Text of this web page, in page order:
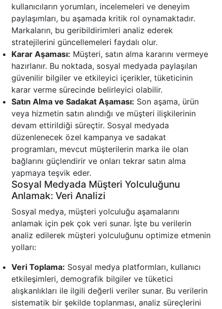
kullanıcıların yorumları, incelemeleri ve deneyim
paylaşımları, bu aşamada kritik rol oynamaktadır.
Markaların, bu geribildirimleri analiz ederek
stratejilerini güncellemeleri faydalı olur.
Karar Aşaması: Müşteri, satın alma kararını vermeye
hazırlanır. Bu noktada, sosyal medyada paylaşılan
güvenilir bilgiler ve etkileyici içerikler, tüketicinin
karar verme sürecinde belirleyici olabilir.
Satın Alma ve Sadakat Aşaması: Son aşama, ürün
veya hizmetin satın alındığı ve müşteri ilişkilerinin
devam ettirildiği süreçtir. Sosyal medyada
düzenlenecek özel kampanya ve sadakat
programları, mevcut müşterilerin marka ile olan
bağlarını güçlendirir ve onları tekrar satın alma
yapmaya teşvik eder.
Sosyal Medyada Müşteri Yolculuğunu
Anlamak: Veri Analizi
Sosyal medya, müşteri yolculuğu aşamalarını
anlamak için pek çok veri sunar. İşte bu verilerin
analiz edilerek müşteri yolculuğunu optimize etmenin
yolları:
Veri Toplama: Sosyal medya platformları, kullanıcı
etkileşimleri, demografik bilgiler ve tüketici
alışkanlıkları ile ilgili değerli veriler sunar. Bu verilerin
sistematik bir şekilde toplanması, analiz süreçlerini